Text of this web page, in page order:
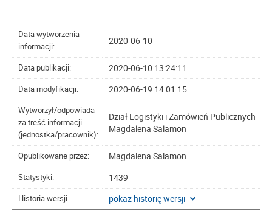
Data wytworzenia
informacji:
2020-06-10
Data publikacji: 2020-06-10 13:24:11
Data modyfikacji: 2020-06-19 14:01:15
Wytworzył/odpowiada
za treść informacji
(jednostka/pracownik):
Dział Logistyki i Zamówień Publicznych
Magdalena Salamon
Opublikowane przez: Magdalena Salamon
Statystyki: 1439
Historia wersji pokaż historię wersji